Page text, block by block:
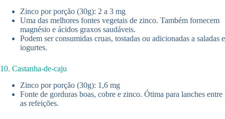
Zinco por porção (30g): 2 a 3 mg
Uma das melhores fontes vegetais de zinco. Também fornecem
magnésio e ácidos graxos saudáveis.
Podem ser consumidas cruas, tostadas ou adicionadas a saladas e
iogurtes.
10. Castanha-de-caju
Zinco por porção (30g): 1,6 mg
Fonte de gorduras boas, cobre e zinco. Ótima para lanches entre
as refeições.